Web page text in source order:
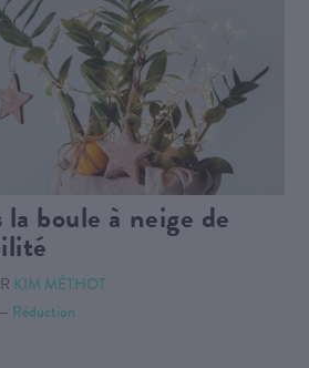
la boule à neige de
KIM MÉTHOT
Réduction